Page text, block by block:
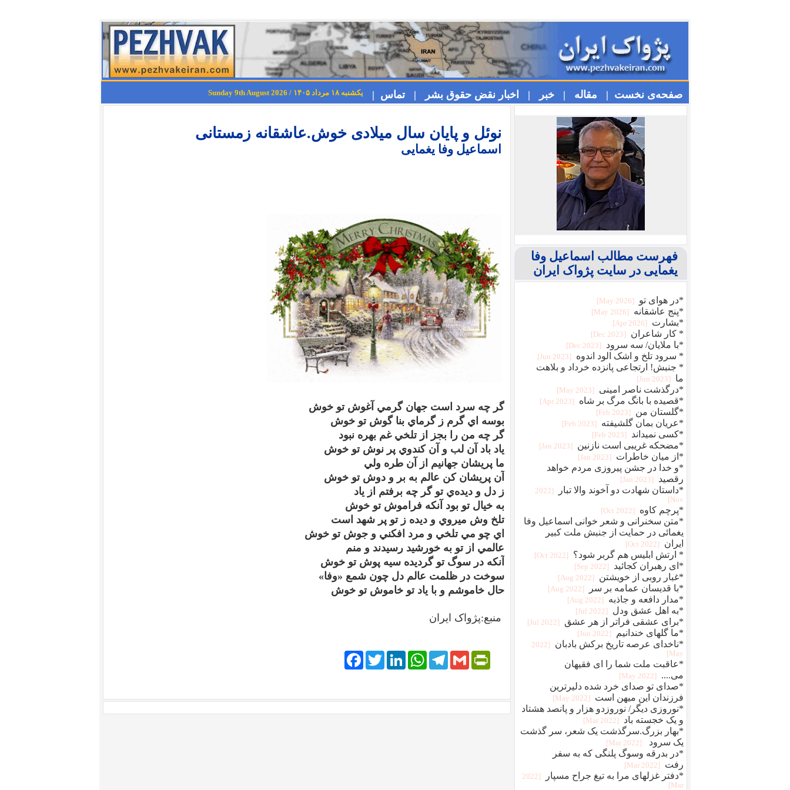
صفحه‌ی نخست | مقاله | خبر | اخبار نقض حقوق بشر | تماس | یکشنبه ۱۸ مرداد ۱۴۰۵ / Sunday 9th August 2026
نوئل و پایان سال میلادی خوش.عاشقانه زمستانی
اسماعیل وفا یغمایی
گر چه سرد است جهان گرمي آغوش تو خوش
بوسه اي گرم ز گرماي بنا گوش تو خوش
گر چه من را بجز از تلخي غم بهره نبود
ياد باد آن لب و آن كندوي پر نوش تو خوش
ما پريشان جهانيم از آن طره ولي
آن پريشان كن عالم به بر و دوش تو خوش
ز دل و ديده‌ي تو گر چه برفتم از ياد
به خيال تو بود آنكه فراموش تو خوش
تلخ وش ميروي و ديده ز تو پر شهد است
اي چو مي تلخي و مرد افكني و جوش تو خوش
عالمي از تو به خورشيد رسيدند و منم
آنكه در سوگ تو گرديده سيه پوش تو خوش
سوخت در ظلمت عالم دل چون شمع «وفا»
حال خاموشم و با ياد تو خاموش تو خوش
منبع:پژواک ایران
FacebookTwitterLinkedIn
WhatsAppTelegramGmail
PrintFriendly
فهرست مطالب اسماعیل وفا
یغمایی در سایت پژواک ایران
*در هوای تو [2026 May]
*پنج عاشقانه [2026 May]
*بشارت [2026 Apr]
* کار شاعران [2023 Dec]
*با ملایان/ سه سرود [2023 Dec]
* سرود تلخ و اشک الود اندوه [2023 Jun]
* جنبش! ارتجاعی پانزده خرداد و بلاهت
ما
[2023 Jun]
*درگذشت ناصر امینی [2023 May]
*قصیده با بانگ مرگ بر شاه [2023 Apr]
*گلستان من [2023 Feb]
*عریان بمان گلشیفته [2023 Feb]
*کسی نمیداند [2023 Feb]
*مضحکه غریبی است نازنین [2023 Jan]
*از میان خاطرات [2023 Jan]
*و خدا در جشن پیروزی مردم خواهد
رقصید
[2023 Jan]
*داستان شهادت دو آخوند والا تبار
[2022
Nov]
*پرچم کاوه [2022 Oct]
*متن سخنرانی و شعر خوانی اسماعیل وفا
یغمائی در حمایت از جنبش ملت کبیر
ایران
[2022 Oct]
* ارتش ابلیس هم گربر شود؟ [2022 Oct]
*ای رهبران کجائید [2022 Sep]
*غبار روبی از خویشتن [2022 Aug]
*با قدیسان عمامه بر سر [2022 Aug]
*مدار دافعه و جاذبه [2022 Aug]
*به اهل عشق ودل [2022 Jul]
*برای عشقی فراتر از هر عشق [2022 Jul]
*ما گلهای خندانیم [2022 Jun]
*ناخدای عرصه تاریخ برکش بادبان
[2022
May]
*عاقبت ملت شما را ای فقیهان
می....
[2022 May]
*صدای تو صدای خرد شده دلیرترین
فرزندان این میهن است
[2022 May]
*نوروزی دیگر/ نوروزدو هزار و پانصد هشتاد
و یک خجسته باد
[2022 Mar]
*بهار بزرگ.سرگذشت یک شعر، سر گذشت
یک سرود
[2022 Mar]
*در بدرقه وسوگ پلنگی که به سفر
رفت
[2022 Mar]
*دفتر غزلهای مرا به تیغ جراح مسپار
[2022
Mar]